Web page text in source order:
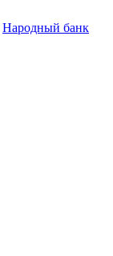
Народный банк